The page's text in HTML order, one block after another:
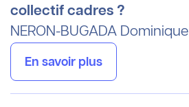
collectif cadres ?
NERON-BUGADA Dominique
En savoir plus